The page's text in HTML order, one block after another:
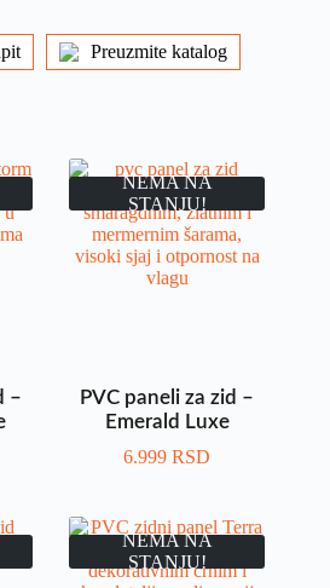
Preuzmite katalog
–
NEMA NA
STANJU!
PVC paneli za zid –
Emerald Luxe
6.999RSD
NEMA NA
STANJU!